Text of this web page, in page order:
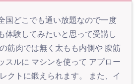
国どこでも通い放題なので一度
体験してみたいと思って受講し
筋肉では無く太もも内側や 腹筋
スルに マシンを使って アプロー
クトに鍛えられます。 また、イ